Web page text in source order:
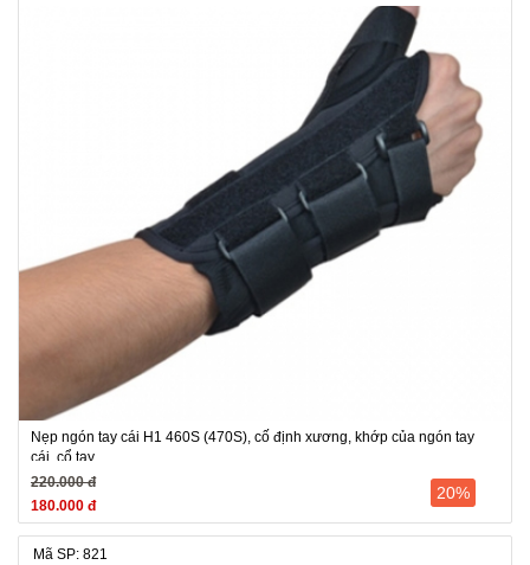
Nẹp ngón tay cái H1 460S (470S), cố định xương, khớp của ngón tay
cái, cổ tay
220.000 đ
180.000 đ
20%
Mã SP: 821